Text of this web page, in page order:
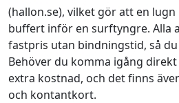
(hallon.se), vilket gör att en
buffert inför en surftyngre. Alla
fastpris utan bindningstid, så
Behöver du komma igång direkt
extra kostnad, och det finns
och kontantkort.